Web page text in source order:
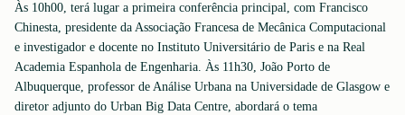
Às 10h00, terá lugar a primeira conferência principal, com Francisco
Chinesta, presidente da Associação Francesa de Mecânica Computacional
e investigador e docente no Instituto Universitário de Paris e na Real
Academia Espanhola de Engenharia. Às 11h30, João Porto de
Albuquerque, professor de Análise Urbana na Universidade de Glasgow e
diretor adjunto do Urban Big Data Centre, abordará o tema